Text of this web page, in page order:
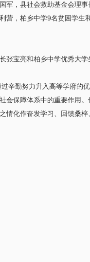
，县社会救助基金会理
，柏乡中学9名贫困学生
宝亮和柏乡中学优秀大学
辛勤努力升入高等学府的
会保障体系中的重要作用
化作奋发学习、回馈桑